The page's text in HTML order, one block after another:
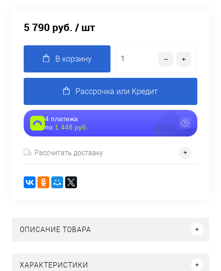
5 790 руб. / шт
В корзину
Рассрочка или Кредит
4 платежа
по 1 448 руб.
Рассчитать доставку
ОПИСАНИЕ ТОВАРА
ХАРАКТЕРИСТИКИ